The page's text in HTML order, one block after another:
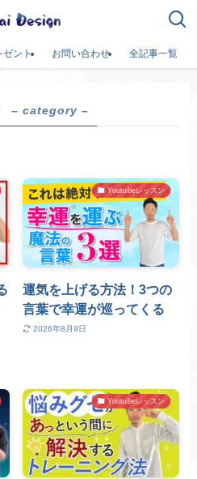
ゼント お問い合わせ 全記事一覧
– category –
Youtubeレッスン
運気を上げる方法！3つの
言葉で幸運が巡ってくる
2026年8月9日
Youtubeレッスン